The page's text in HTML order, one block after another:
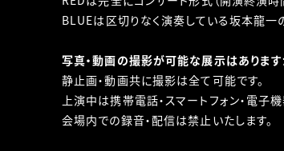
BLUEは区切りなく演奏している坂本龍一
写真・動画の撮影が可能な展示はあります
静止画・動画共に撮影は全て可能です。
上演中は携帯電話・スマートフォン・電子
会場内での録音・配信は禁止いたします。